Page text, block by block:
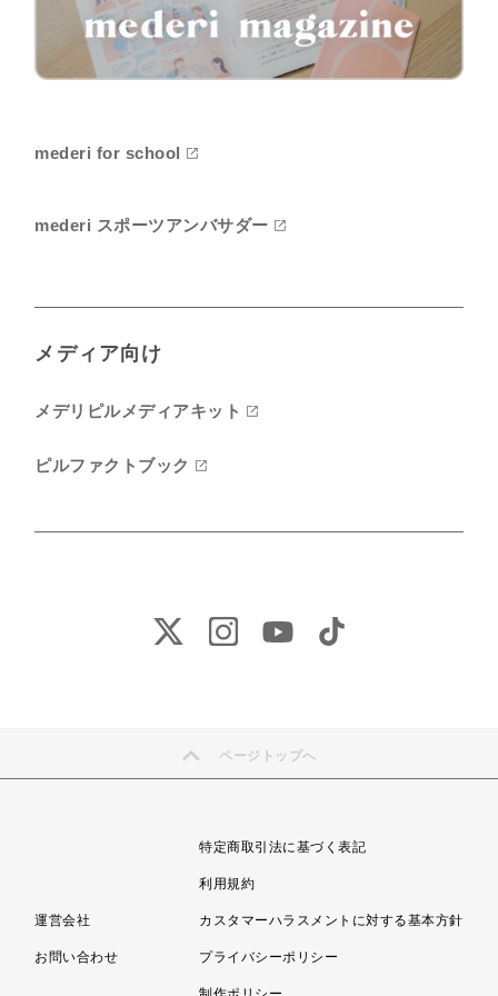
mederi for school
mederi スポーツアンバサダー
メディア向け
メデリピルメディアキット
ピルファクトブック
ページトップへ
運営会社
お問い合わせ
特定商取引法に基づく表記
利用規約
カスタマーハラスメントに対する基本方針
プライバシーポリシー